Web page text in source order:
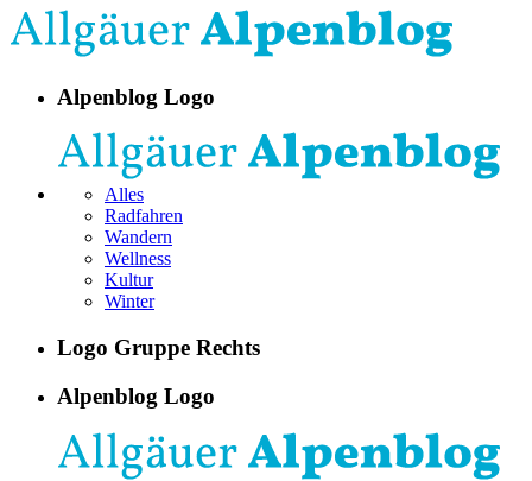
Alpenblog Logo
Alles
Radfahren
Wandern
Wellness
Kultur
Winter
Logo Gruppe Rechts
Alpenblog Logo